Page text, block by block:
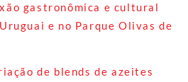
gastronômica e cultural
e no Parque Olivas de
de blends de azeites